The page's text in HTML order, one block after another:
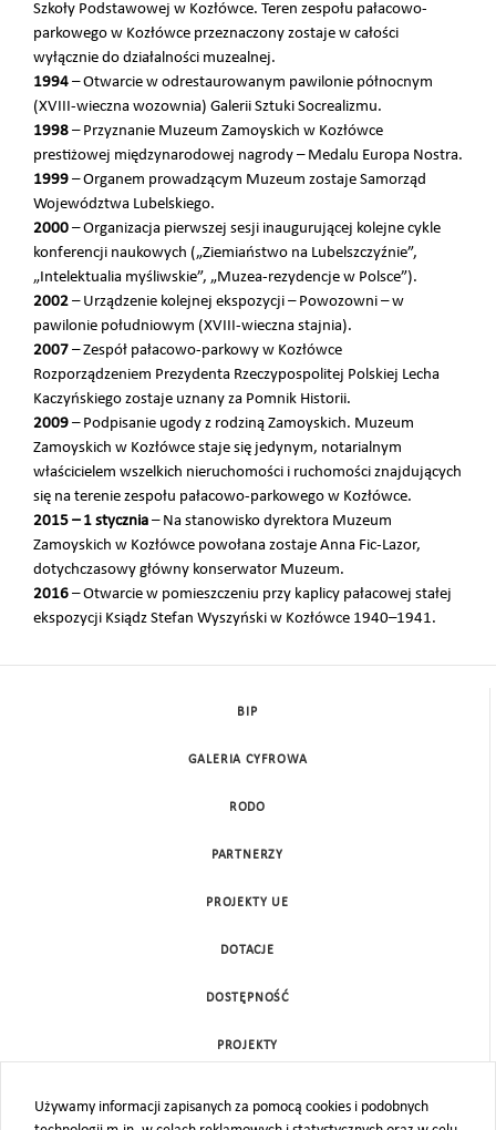
Szkoły Podstawowej w Kozłówce. Teren zespołu pałacowo-
parkowego w Kozłówce przeznaczony zostaje w całości
wyłącznie do działalności muzealnej.
1994 – Otwarcie w odrestaurowanym pawilonie północnym
(XVIII-wieczna wozownia) Galerii Sztuki Socrealizmu.
1998 – Przyznanie Muzeum Zamoyskich w Kozłówce
prestiżowej międzynarodowej nagrody – Medalu Europa Nostra.
1999 – Organem prowadzącym Muzeum zostaje Samorząd
Województwa Lubelskiego.
2000 – Organizacja pierwszej sesji inaugurującej kolejne cykle
konferencji naukowych („Ziemiaństwo na Lubelszczyźnie”,
„Intelektualia myśliwskie”, „Muzea-rezydencje w Polsce”).
2002 – Urządzenie kolejnej ekspozycji – Powozowni – w
pawilonie południowym (XVIII-wieczna stajnia).
2007 – Zespół pałacowo-parkowy w Kozłówce
Rozporządzeniem Prezydenta Rzeczypospolitej Polskiej Lecha
Kaczyńskiego zostaje uznany za Pomnik Historii.
2009 – Podpisanie ugody z rodziną Zamoyskich. Muzeum
Zamoyskich w Kozłówce staje się jedynym, notarialnym
właścicielem wszelkich nieruchomości i ruchomości znajdujących
się na terenie zespołu pałacowo-parkowego w Kozłówce.
2015 – 1 stycznia – Na stanowisko dyrektora Muzeum
Zamoyskich w Kozłówce powołana zostaje Anna Fic-Lazor,
dotychczasowy główny konserwator Muzeum.
2016 – Otwarcie w pomieszczeniu przy kaplicy pałacowej stałej
ekspozycji Ksiądz Stefan Wyszyński w Kozłówce 1940–1941.
Używamy informacji zapisanych za pomocą cookies i podobnych
BIP
GALERIA CYFROWA
RODO
PARTNERZY
PROJEKTY UE
DOTACJE
DOSTĘPNOŚĆ
PROJEKTY